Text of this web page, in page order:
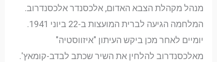
מנהל מקהלת הצבא האדום, אלכסנדר אלכסנדרוב.
המלחמה הגיעה לברית המועצות ב-22 ביוני 1941.
יומיים לאחר מכן ביקש העיתון "איזווסטיה"
מאלכסנדרוב להלחין את השיר שכתב לבדב-קומאץ'.